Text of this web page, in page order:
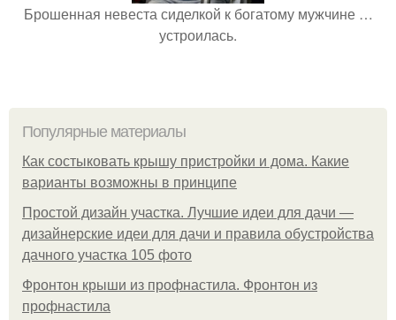
Брошенная невеста сиделкой к богатому мужчине …
устроилась.
Популярные материалы
Как состыковать крышу пристройки и дома. Какие
варианты возможны в принципе
Простой дизайн участка. Лучшие идеи для дачи —
дизайнерские идеи для дачи и правила обустройства
дачного участка 105 фото
Фронтон крыши из профнастила. Фронтон из
профнастила